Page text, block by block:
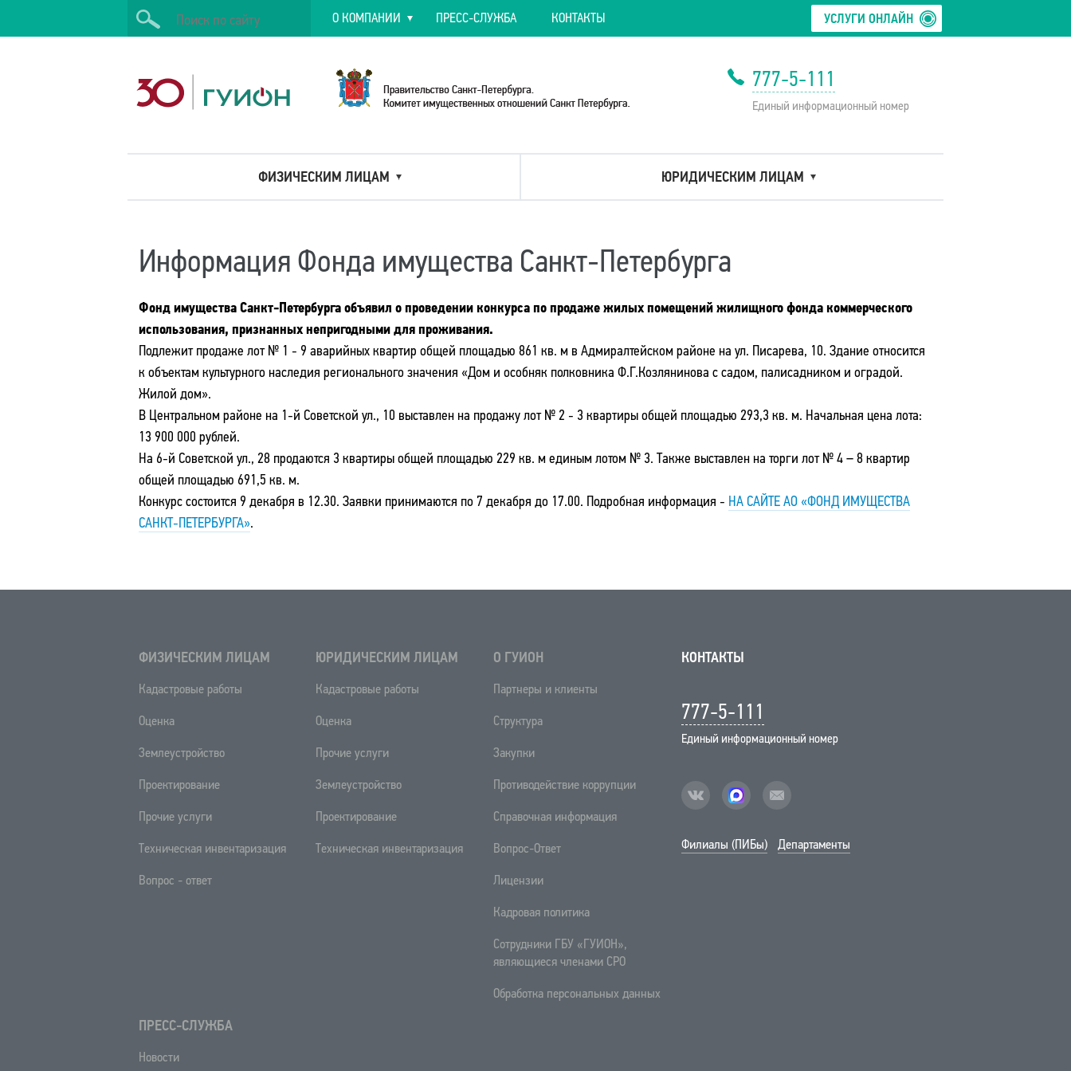
О КОМПАНИИ ПРЕСС-СЛУЖБА КОНТАКТЫ
Искать УСЛУГИ ОНЛАЙН
777-5-111
Единый информационный номер
ФИЗИЧЕСКИМ ЛИЦАМ ЮРИДИЧЕСКИМ ЛИЦАМ
Информация Фонда имущества Санкт-Петербурга
Фонд имущества Санкт-Петербурга объявил о проведении конкурса по продаже жилых помещений жилищного фонда коммерческого
использования, признанных непригодными для проживания.
Подлежит продаже лот № 1 - 9 аварийных квартир общей площадью 861 кв. м в Адмиралтейском районе на ул. Писарева, 10. Здание относится
к объектам культурного наследия регионального значения «Дом и особняк полковника Ф.Г.Козлянинова с садом, палисадником и оградой.
Жилой дом».
В Центральном районе на 1-й Советской ул., 10 выставлен на продажу лот № 2 - 3 квартиры общей площадью 293,3 кв. м. Начальная цена лота:
13 900 000 рублей.
На 6-й Советской ул., 28 продаются 3 квартиры общей площадью 229 кв. м единым лотом № 3. Также выставлен на торги лот № 4 – 8 квартир
общей площадью 691,5 кв. м.
Конкурс состоится 9 декабря в 12.30. Заявки принимаются по 7 декабря до 17.00. Подробная информация - НА САЙТЕ АО «ФОНД ИМУЩЕСТВА
САНКТ-ПЕТЕРБУРГА».
О ГУИОН
Партнеры и клиенты
Структура
Закупки
Противодействие коррупции
Справочная информация
Вопрос-Ответ
Лицензии
Кадровая политика
Сотрудники ГБУ «ГУИОН»,
являющиеся членами СРО
Обработка персональных данных
ФИЗИЧЕСКИМ ЛИЦАМ
Кадастровые работы
Оценка
Землеустройство
Проектирование
Прочие услуги
Техническая инвентаризация
Вопрос - ответ
ЮРИДИЧЕСКИМ ЛИЦАМ
Кадастровые работы
Оценка
Прочие услуги
Землеустройство
Проектирование
Техническая инвентаризация
ПРЕСС-СЛУЖБА
Новости
КОНТАКТЫ
777-5-111
Единый информационный номер
facebook
Филиалы (ПИБы) Департаменты